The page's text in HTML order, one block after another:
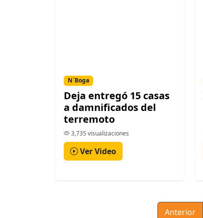
N´Boga
Deja entregó 15 casas
a damnificados del
terremoto
3,735 visualizaciones
Ver Video
Anterior